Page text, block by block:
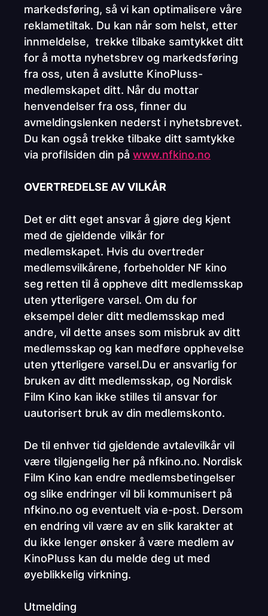
markedsføring, så vi kan optimalisere våre
reklametiltak. Du kan når som helst, etter
innmeldelse, trekke tilbake samtykket ditt
for å motta nyhetsbrev og markedsføring
fra oss, uten å avslutte KinoPluss-
medlemskapet ditt. Når du mottar
henvendelser fra oss, finner du
avmeldingslenken nederst i nyhetsbrevet.
Du kan også trekke tilbake ditt samtykke
via profilsiden din på www.nfkino.no
OVERTREDELSE AV VILKÅR
Det er ditt eget ansvar å gjøre deg kjent
med de gjeldende vilkår for
medlemskapet. Hvis du overtreder
medlemsvilkårene, forbeholder NF kino
seg retten til å oppheve ditt medlemsskap
uten ytterligere varsel. Om du for
eksempel deler ditt medlemsskap med
andre, vil dette anses som misbruk av ditt
medlemsskap og kan medføre opphevelse
uten ytterligere varsel.Du er ansvarlig for
bruken av ditt medlemsskap, og Nordisk
Film Kino kan ikke stilles til ansvar for
uautorisert bruk av din medlemskonto.
De til enhver tid gjeldende avtalevilkår vil
være tilgjengelig her på nfkino.no. Nordisk
Film Kino kan endre medlemsbetingelser
og slike endringer vil bli kommunisert på
nfkino.no og eventuelt via e-post. Dersom
en endring vil være av en slik karakter at
du ikke lenger ønsker å være medlem av
KinoPluss kan du melde deg ut med
øyeblikkelig virkning.
Utmelding